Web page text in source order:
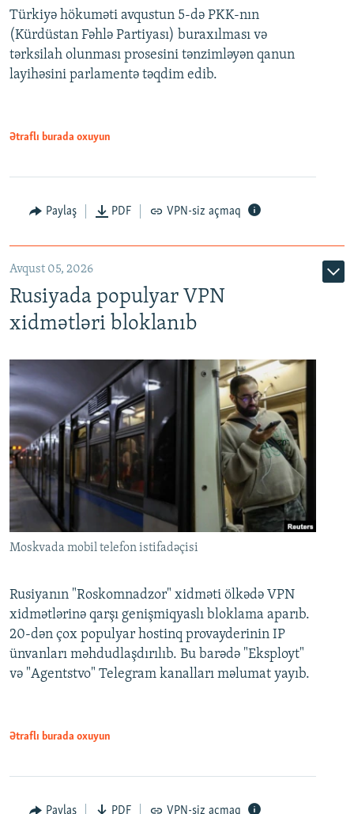
Auto 240p 360p 480p
720p 1080p
360p
480p
Türkiyə hökuməti avqustun 5-də PKK-nın
(Kürdüstan Fəhlə Partiyası) buraxılması və
tərksilah olunması prosesini tənzimləyən qanun
layihəsini parlamentə təqdim edib.
Ətraflı burada oxuyun
Paylaş PDF VPN-siz açmaq
Avqust 05, 2026
Rusiyada populyar VPN
xidmətləri bloklanıb
Moskvada mobil telefon istifadəçisi
Rusiyanın "Roskomnadzor" xidməti ölkədə VPN
xidmətlərinə qarşı genişmiqyaslı bloklama aparıb.
20-dən çox populyar hostinq provayderinin IP
ünvanları məhdudlaşdırılıb. Bu barədə "Eksployt"
və "Agentstvo" Telegram kanalları məlumat yayıb.
Ətraflı burada oxuyun
Paylaş PDF VPN-siz açmaq